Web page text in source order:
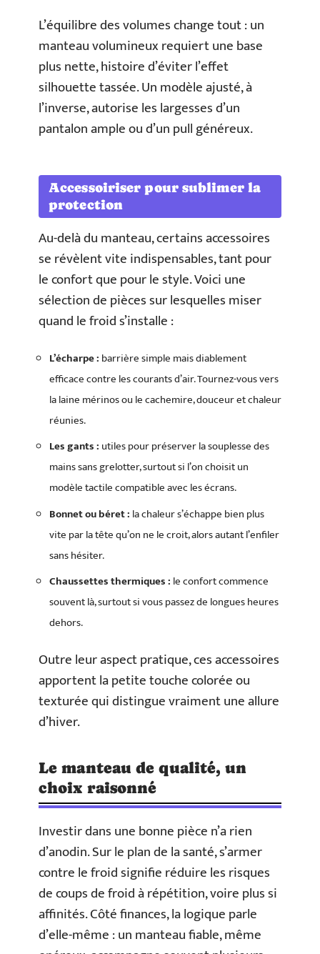
L’équilibre des volumes change tout : un
manteau volumineux requiert une base
plus nette, histoire d’éviter l’effet
silhouette tassée. Un modèle ajusté, à
l’inverse, autorise les largesses d’un
pantalon ample ou d’un pull généreux.
Accessoiriser pour sublimer la
protection
Au-delà du manteau, certains accessoires
se révèlent vite indispensables, tant pour
le confort que pour le style. Voici une
sélection de pièces sur lesquelles miser
quand le froid s’installe :
L’écharpe : barrière simple mais diablement
efficace contre les courants d’air. Tournez-vous vers
la laine mérinos ou le cachemire, douceur et chaleur
réunies.
Les gants : utiles pour préserver la souplesse des
mains sans grelotter, surtout si l’on choisit un
modèle tactile compatible avec les écrans.
Bonnet ou béret : la chaleur s’échappe bien plus
vite par la tête qu’on ne le croit, alors autant l’enfiler
sans hésiter.
Chaussettes thermiques : le confort commence
souvent là, surtout si vous passez de longues heures
dehors.
Outre leur aspect pratique, ces accessoires
apportent la petite touche colorée ou
texturée qui distingue vraiment une allure
d’hiver.
Le manteau de qualité, un
choix raisonné
Investir dans une bonne pièce n’a rien
d’anodin. Sur le plan de la santé, s’armer
contre le froid signifie réduire les risques
de coups de froid à répétition, voire plus si
affinités. Côté finances, la logique parle
d’elle-même : un manteau fiable, même